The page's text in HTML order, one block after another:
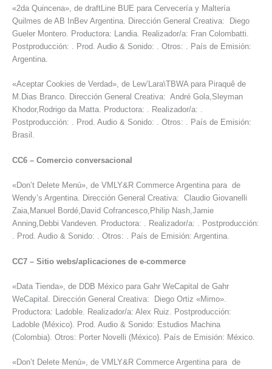
«2da Quincena», de draftLine BUE para Cervecería y Maltería
Quilmes de AB InBev Argentina. Dirección General Creativa: Diego
Gueler Montero. Productora: Landia. Realizador/a: Fran Colombatti.
Postproducción: . Prod. Audio & Sonido: . Otros: . País de Emisión:
Argentina.
«Aceptar Cookies de Verdad», de Lew’Lara\TBWA para Piraquê de
M.Dias Branco. Dirección General Creativa: André Gola,Sleyman
Khodor,Rodrigo da Matta. Productora: . Realizador/a: .
Postproducción: . Prod. Audio & Sonido: . Otros: . País de Emisión:
Brasil.
CC6 – Comercio conversacional
«Don’t Delete Menú», de VMLY&R Commerce Argentina para de
Wendy’s Argentina. Dirección General Creativa: Claudio Giovanelli
Zaia,Manuel Bordé,David Cofrancesco,Philip Nash,Jamie
Anning,Debbi Vandeven. Productora: . Realizador/a: . Postproducción:
. Prod. Audio & Sonido: . Otros: . País de Emisión: Argentina.
CC7 – Sitio webs/aplicaciones de e-commerce
«Data Tienda», de DDB México para Gahr WeCapital de Gahr
WeCapital. Dirección General Creativa: Diego Ortiz «Mimo».
Productora: Ladoble. Realizador/a: Alex Ruiz. Postproducción:
Ladoble (México). Prod. Audio & Sonido: Estudios Machina
(Colombia). Otros: Porter Novelli (México). País de Emisión: México.
«Don’t Delete Menú», de VMLY&R Commerce Argentina para de